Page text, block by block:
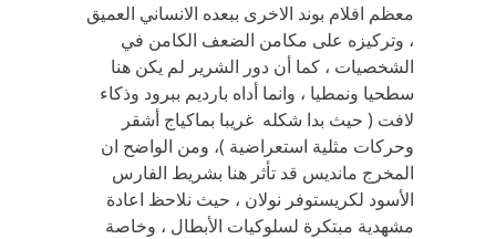
معظم افلام بوند الاخرى ببعده الانساني العميق
، وتركيزه على مكامن الضعف الكامن في
الشخصيات ، كما أن دور الشرير لم يكن هنا
سطحيا ونمطيا ، وانما أداه بارديم ببرود وذكاء
لافت ( حيث بدا شكله غريبا بماكياج أشقر
وحركات مثلية استعراضية )، ومن الواضح ان
المخرج مانديس قد تأثر هنا بشريط الفارس
الأسود لكريستوفر نولان ، حيث نلاحظ اعادة
مشهدية مبتكرة لسلوكيات الأبطال ، وخاصة